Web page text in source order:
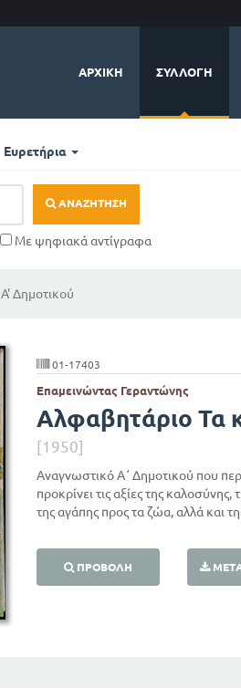
ΑΡΧΙΚΉ ΣΥΛΛΟΓΉ
Ευρετήρια
ΑΝΑΖΉΤΗΣΗ
Με ψηφιακά αντίγραφα
Α' Δημοτικού
01-17403
Επαμεινώντας Γεραντώνης
Αλφαβητάριο Τα
[1950]
Αναγνωστικό Α΄ Δημοτικού που
προκρίνει τις αξίες της
της αγάπης προς τα ζώα, αλλά και
ΠΡΟΒΟΛΉ